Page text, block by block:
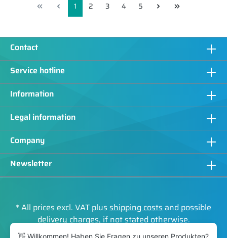
1 2 3 4 5
Contact
Service hotline
Information
Legal information
Company
Newsletter
* All prices excl. VAT plus shipping costsand possible
delivery charges, if not stated otherwise.
👋 Willkommen! Haben Sie Fragen zu unseren Produkten?